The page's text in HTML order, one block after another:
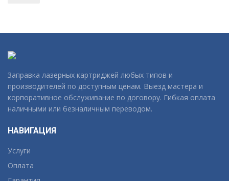
Заправка лазерных картриджей любых типов и
производителей по доступным ценам. Выезд мастера и
корпоративное обслуживание по договору. Гибкая оплата
наличными или безналичным переводом.
НАВИГАЦИЯ
Услуги
Оплата